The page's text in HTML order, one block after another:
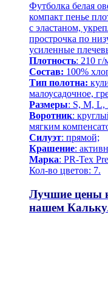
Футболка белая
компакт пенье
с эластаном,
прострочка по
усиленные
Плотность: 210 г/
Состав: 100%
Тип полотна:
малоусадочное,
Размеры: S, M,
Воротник:
мягким
Силуэт: прямой;
Крашение:
Марка: PR-Tex
Кол-во цветов: 7.
Лучшие цены
нашем